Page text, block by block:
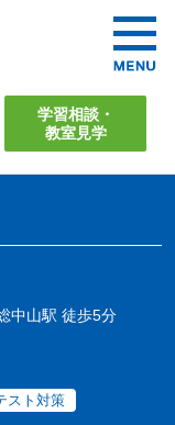
学習相談・
教室見学
中山駅 徒歩5分
スト対策